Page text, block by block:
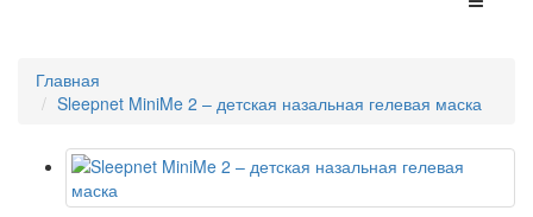
Главная
Sleepnet MiniMe 2 – детская назальная гелевая маска